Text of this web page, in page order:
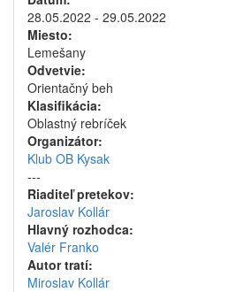
28.05.2022 - 29.05.2022
Miesto:
Lemešany
Odvetvie:
Orientačný beh
Klasifikácia:
Oblastný rebríček
Organizátor:
Klub OB Kysak
---
Riaditeľ pretekov:
Jaroslav Kollár
Hlavný rozhodca:
Valér Franko
Autor tratí:
Miroslav Kollár